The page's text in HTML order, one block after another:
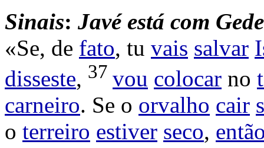
Sinais: Javé está com
«Se, de fato, tu vais salvar
disseste, 37 vou colocar no
carneiro. Se o orvalho cair
o terreiro estiver seco,